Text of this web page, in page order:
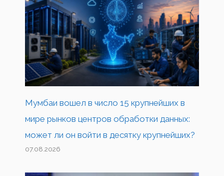
Мумбаи вошел в число 15 крупнейших в
мире рынков центров обработки данных:
может ли он войти в десятку крупнейших?
07.08.2026